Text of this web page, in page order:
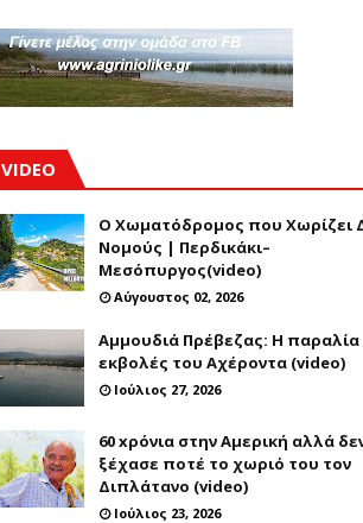
VIDEO
Ο Χωματόδρομος που Χωρίζει
Νομούς | Περδικάκι–
Μεσόπυργος(video)
Αύγουστος 02, 2026
Αμμουδιά Πρέβεζας: Η παραλία
εκβολές του Αχέροντα (video)
Ιούλιος 27, 2026
60 xρόνια στην Αμερική αλλά
ξέχασε ποτέ το χωριό του τον
Διπλάτανο (video)
Ιούλιος 23, 2026